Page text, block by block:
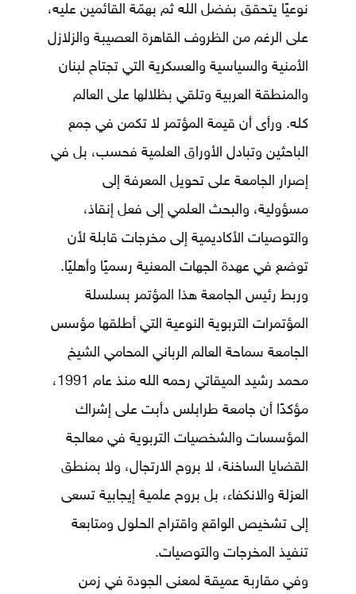
نوعيًا يتحقق بفضل الله ثم بهمّة القائمين عليه،
على الرغم من الظروف القاهرة العصيبة والزلازل
الأمنية والسياسية والعسكرية التي تجتاح لبنان
والمنطقة العربية وتلقي بظلالها على العالم
كله. ورأى أن قيمة المؤتمر لا تكمن في جمع
الباحثين وتبادل الأوراق العلمية فحسب، بل في
إصرار الجامعة على تحويل المعرفة إلى
مسؤولية، والبحث العلمي إلى فعل إنقاذ،
والتوصيات الأكاديمية إلى مخرجات قابلة لأن
توضع في عهدة الجهات المعنية رسميًا وأهليًا.
وربط رئيس الجامعة هذا المؤتمر بسلسلة
المؤتمرات التربوية النوعية التي أطلقها مؤسس
الجامعة سماحة العالم الرباني المحامي الشيخ
محمد رشيد الميقاتي رحمه الله منذ عام 1991،
مؤكدًا أن جامعة طرابلس دأبت على إشراك
المؤسسات والشخصيات التربوية في معالجة
القضايا الساخنة، لا بروح الارتجال، ولا بمنطق
العزلة والانكفاء، بل بروح علمية إيجابية تسعى
إلى تشخيص الواقع واقتراح الحلول ومتابعة
تنفيذ المخرجات والتوصيات.
وفي مقاربة عميقة لمعنى الجودة في زمن